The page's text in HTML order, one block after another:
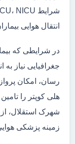
شرایط CCU، ICU، NICU و PICU را دارد.
انتقال هوایی
در شرایطی که
جغرافیایی نیاز به
رسان، امکان
هلی کوپتر را
شهرک استقلال،
زمینه پزشکی